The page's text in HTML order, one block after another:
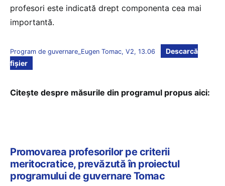
profesori este indicată drept componenta cea mai
importantă.
Program de guvernare_Eugen Tomac, V2, 13.06
Descarcă
fișier
Citește despre măsurile din programul propus aici:
Promovarea profesorilor pe criterii
meritocratice, prevăzută în proiectul
programului de guvernare Tomac